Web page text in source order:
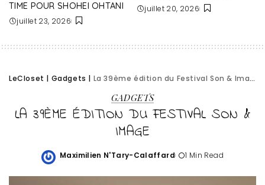
TIME POUR SHOHEI OHTANI
juillet 23, 2026
juillet 20, 2026
LeCloset | Gadgets | La 39ème édition du Festival Son & Image
GADGETS
LA 39ÈME ÉDITION DU FESTIVAL SON &
IMAGE
Posted
Maximilien N'Tary-Calaffard 1 Min Read